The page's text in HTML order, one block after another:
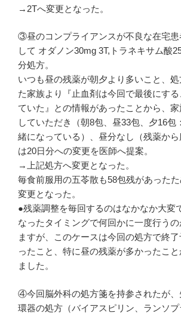
→2Tへ変更となった。
③昼のコンプライアンスが不良な在宅患
して オダノン30mg 3T,トラネキサム酸
分処方。
いつも昼の残薬が朝夕より多いこと、
た家族より『止血剤は今回で最後にす
ていた』との情報があったことから、
していただき（朝8包、昼33包、夕16包
緒になっている）、昼分なし（残薬か
は20日分への変更を医師へ提案。
→上記処方へ変更となった。
毎食前服用の五苓散も58包残があった
変更となった。
●残薬調整を毎回するのはなかなか大変
なったタイミングで何回かに一度行う
ますが、このケースは今回の処方で終
ったこと、特に昼の残薬が多かったこ
ました。
④今回脳外科の処方箋を持参されたが
環器の処方（バイアスピリン、ランソ